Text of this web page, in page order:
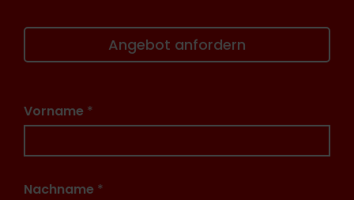
Angebot anfordern
Vorname *
Nachname *